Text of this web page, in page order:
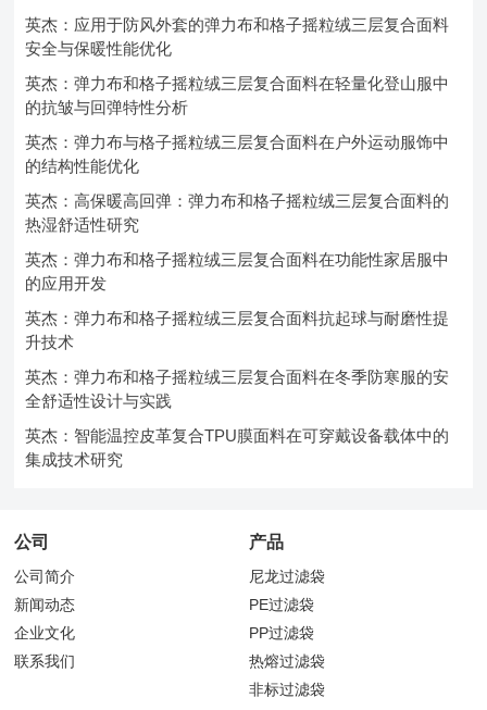
英杰：应用于防风外套的弹力布和格子摇粒绒三层复合面料
安全与保暖性能优化
英杰：弹力布和格子摇粒绒三层复合面料在轻量化登山服中
的抗皱与回弹特性分析
英杰：弹力布与格子摇粒绒三层复合面料在户外运动服饰中
的结构性能优化
英杰：高保暖高回弹：弹力布和格子摇粒绒三层复合面料的
热湿舒适性研究
英杰：弹力布和格子摇粒绒三层复合面料在功能性家居服中
的应用开发
英杰：弹力布和格子摇粒绒三层复合面料抗起球与耐磨性提
升技术
英杰：弹力布和格子摇粒绒三层复合面料在冬季防寒服的安
全舒适性设计与实践
英杰：智能温控皮革复合TPU膜面料在可穿戴设备载体中的
集成技术研究
公司
公司简介
新闻动态
企业文化
联系我们
产品
尼龙过滤袋
PE过滤袋
PP过滤袋
热熔过滤袋
非标过滤袋